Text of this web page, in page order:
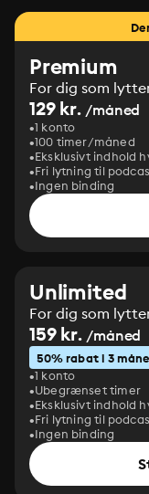
Premium
For dig som
129 kr. /måned
1 konto
100 timer/måned
Eksklusivt indhold
Fri lytning til
Ingen binding
Unlimited
For dig som
159 kr. /måned
50% rabat i 3
1 konto
Ubegrænset timer
Eksklusivt indhold
Fri lytning til
Ingen binding